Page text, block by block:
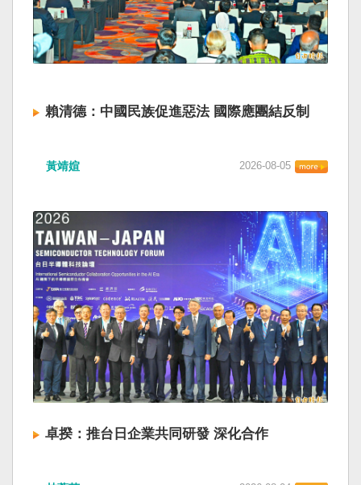
賴清德：中國民族促進惡法 國際應團結反制
黃靖媗 2026-08-05
卓揆：推台日企業共同研發 深化合作